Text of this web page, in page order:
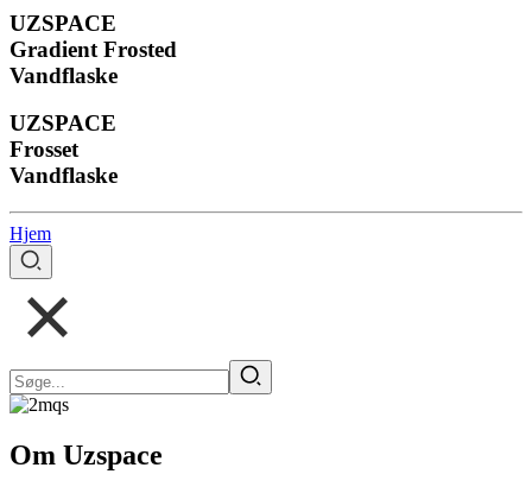
UZSPACE
Gradient Frosted
Vandflaske
UZSPACE
Frosset
Vandflaske
Hjem
Om Uzspace